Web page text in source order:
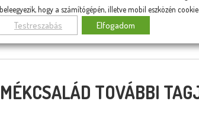
teszem
92 400Ftdb/
Rögtön a kosárba
TOVÁBBI
beleegyezik, hogy a számítógépén, illetve mobil eszközén
Testreszabás Elfogadom